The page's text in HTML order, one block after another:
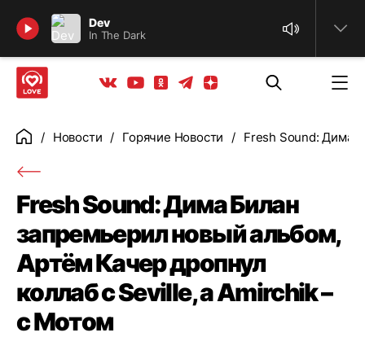
Dev
In The Dark
Найти
Вконтакте
YoutubeОдноклассники
ТелеграмЯндекс дзен
ГлавнаяНовости Горячие Новости Fresh Sound: Дима
Fresh Sound: Дима Билан
запремьерил новый альбом,
Артём Качер дропнул
коллаб с Seville, а Amirchik –
с Мотом